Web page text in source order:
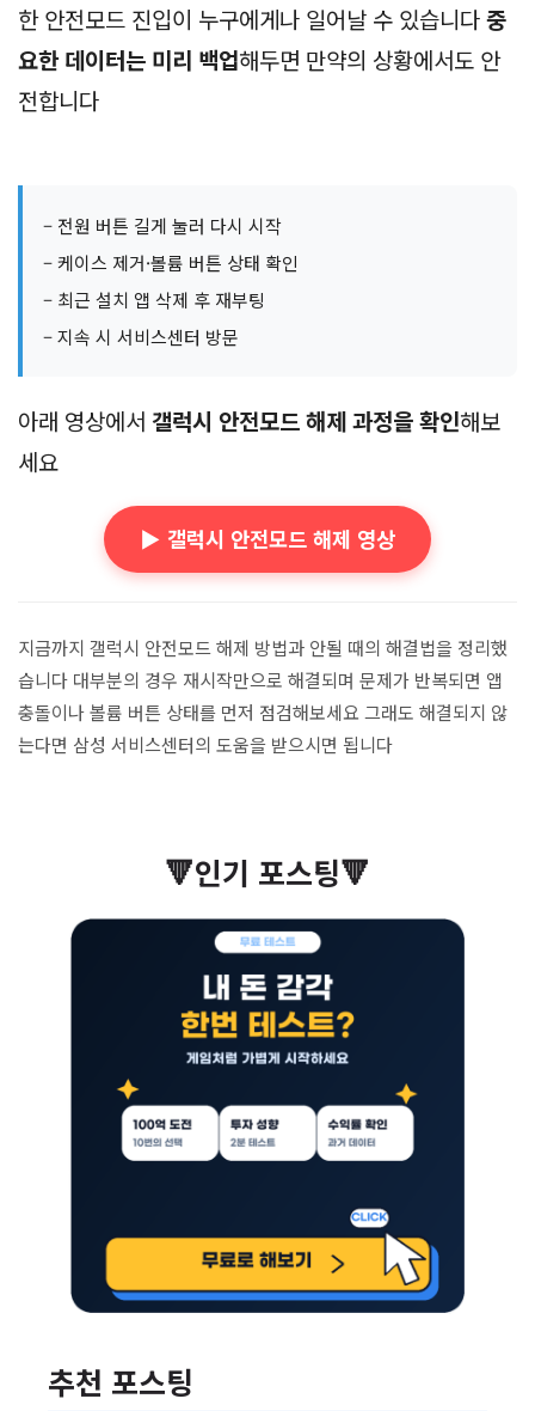
한 안전모드 진입이 누구에게나 일어날 수 있습니다중
요한 데이터는 미리 백업해두면 만약의 상황에서도 안
전합니다
– 전원 버튼 길게 눌러 다시 시작
– 케이스 제거·볼륨 버튼 상태 확인
– 최근 설치 앱 삭제 후 재부팅
– 지속 시 서비스센터 방문
아래 영상에서 갤럭시 안전모드 해제 과정을 확인해보
세요
▶️ 갤럭시 안전모드 해제 영상
지금까지 갤럭시 안전모드 해제 방법과 안될 때의 해결법을 정리했
습니다 대부분의 경우 재시작만으로 해결되며 문제가 반복되면 앱
충돌이나 볼륨 버튼 상태를 먼저 점검해보세요 그래도 해결되지 않
는다면 삼성 서비스센터의 도움을 받으시면 됩니다
🔻인기 포스팅🔻
추천 포스팅